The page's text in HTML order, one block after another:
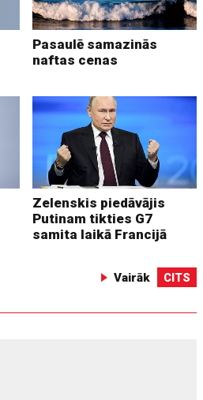
Pasaulē samazinās
naftas cenas
Zelenskis piedāvājis
Putinam tikties G7
samita laikā Francijā
Vairāk CITS